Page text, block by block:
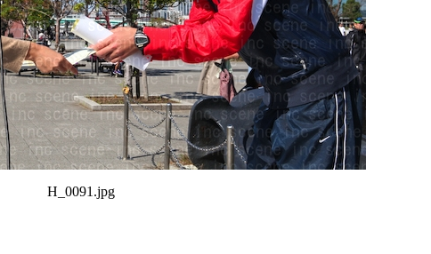
H_0091.jpg